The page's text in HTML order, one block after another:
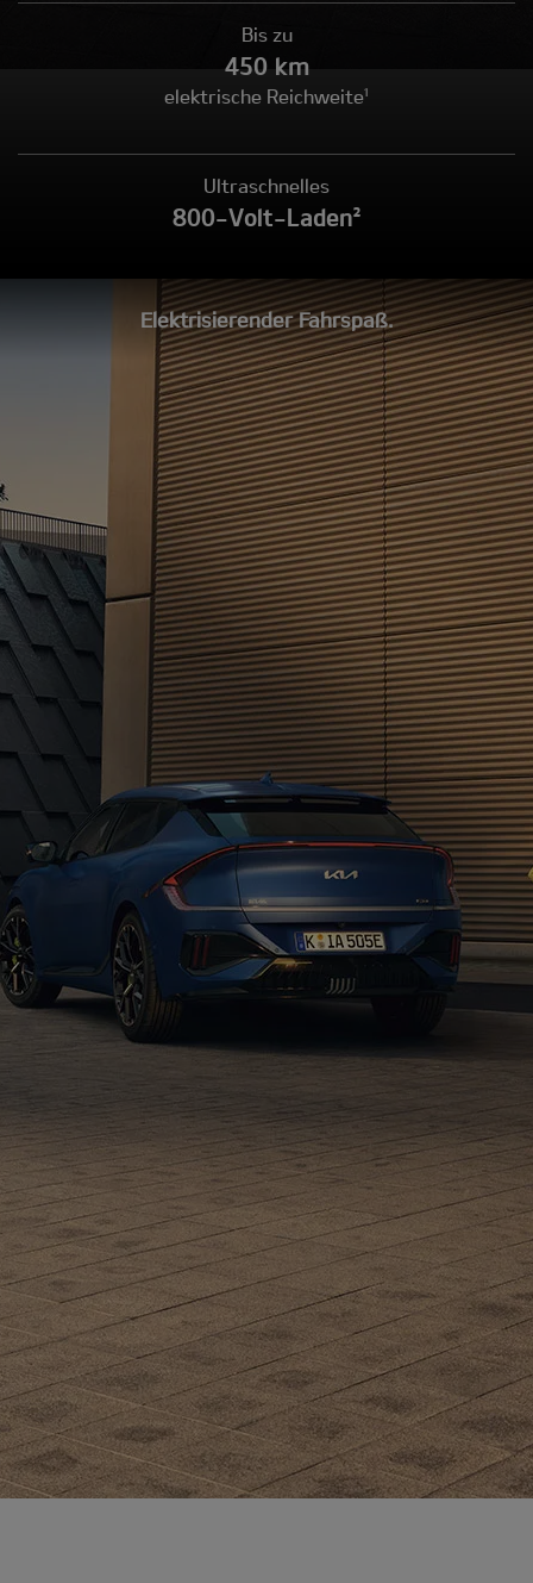
Bis zu
450 km
elektrische Reichweite¹
Ultraschnelles
800-Volt-Laden²
Elektrisierender Fahrspaß.